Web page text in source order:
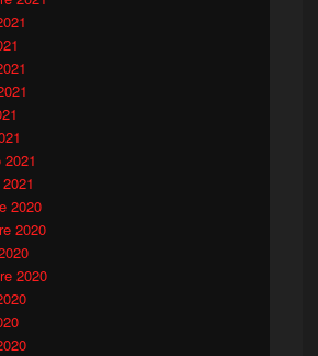
2021
2020
2020
2020